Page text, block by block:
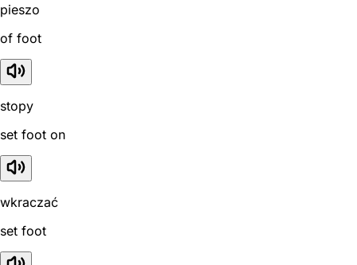
pieszo
of foot
stopy
set foot on
wkraczać
set foot